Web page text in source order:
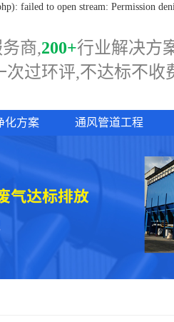
failed to open stream: Permission
商,200+行业解决方
次过环评,不达标不收
化方案 通风管道工程